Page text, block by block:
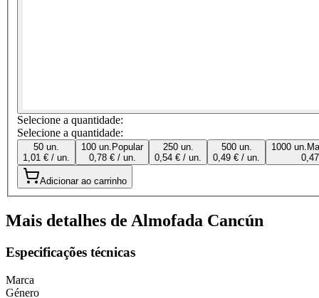
Selecione a quantidade:
Selecione a quantidade:
50 un.
1,01 € / un.
100 un. Popular
0,78 € / un.
250 un.
0,54 € / un.
500 un.
0,49 € / un.
1000 un.
Adicionar ao carrinho
Mais detalhes de Almofada Cancún
Especificações técnicas
Marca
Género